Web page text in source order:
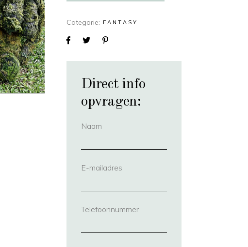
Categorie FANTASY
Direct info
opvragen:
Naam
E-mailadres
Telefoonnummer